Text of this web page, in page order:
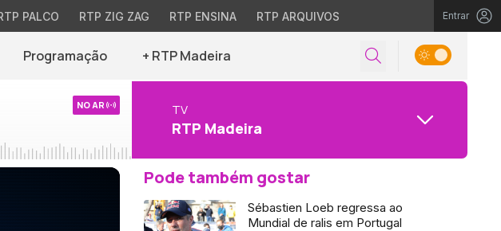
PALCO RTP ZIG ZAG RTP ENSINA RTP ARQUIVOS Entrar
Programação + RTP Madeira
NO AR TV
RTP Madeira
Pode também gostar
Sébastien Loeb regressa ao
Mundial de ralis em Portugal